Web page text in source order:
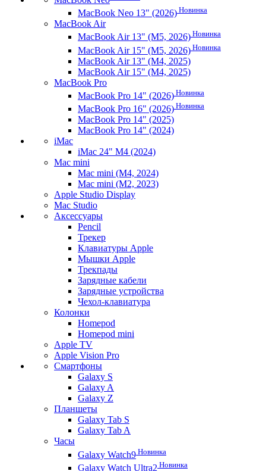
MacBook Neo 13" (2026) Новинка
MacBook Air
MacBook Air 13" (M5, 2026) Новинка
MacBook Air 15" (M5, 2026) Новинка
MacBook Air 13" (M4, 2025)
MacBook Air 15" (M4, 2025)
MacBook Pro
MacBook Pro 14" (2026) Новинка
MacBook Pro 16" (2026) Новинка
MacBook Pro 14" (2025)
MacBook Pro 14" (2024)
iMac
iMac 24" M4 (2024)
Mac mini
Mac mini (M4, 2024)
Mac mini (M2, 2023)
Apple Studio Display
Mac Studio
Аксессуары
Pencil
Трекер
Клавиатуры Apple
Мышки Apple
Трекпады
Зарядные кабели
Зарядные устройства
Чехол-клавиатура
Колонки
Homepod
Homepod mini
Apple TV
Apple Vision Pro
Смартфоны
Galaxy S
Galaxy A
Galaxy Z
Планшеты
Galaxy Tab S
Galaxy Tab A
Часы
Galaxy Watch9 Новинка
Galaxy Watch Ultra2 Новинка